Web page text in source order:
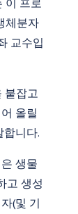
체분자
교수입
붙잡고
올릴
합니다.
생물
고 생성
(및 기